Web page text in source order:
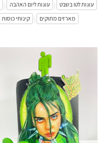
עוגות לטו בשבט | עוגות ליום האהבה |
מארזים מתוקים
| קינוחי כוסות
עוגת אנימה מעוצבת
התקשר/י